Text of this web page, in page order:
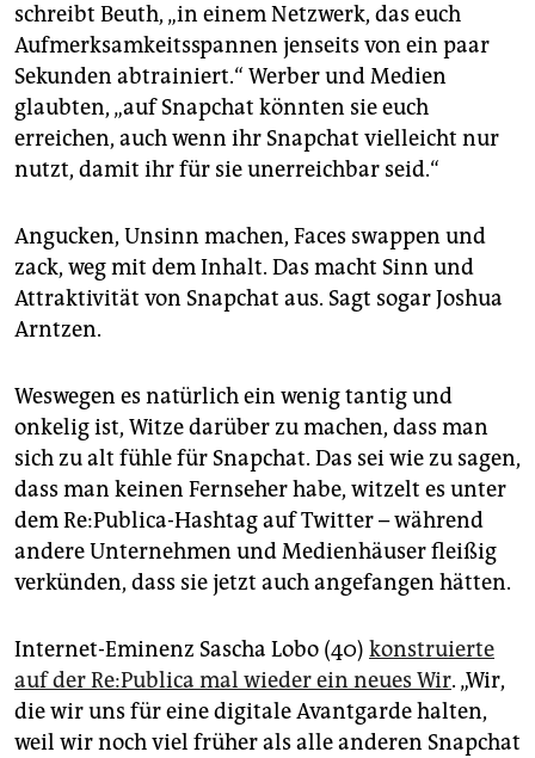
schreibt Beuth, „in einem Netzwerk, das euch
Aufmerksamkeitsspannen jenseits von ein paar
Sekunden abtrainiert.“ Werber und Medien
glaubten, „auf Snapchat könnten sie euch
erreichen, auch wenn ihr Snapchat vielleicht nur
nutzt, damit ihr für sie unerreichbar seid.“
Angucken, Unsinn machen, Faces swappen und
zack, weg mit dem Inhalt. Das macht Sinn und
Attraktivität von Snapchat aus. Sagt sogar Joshua
Arntzen.
Weswegen es natürlich ein wenig tantig und
onkelig ist, Witze darüber zu machen, dass man
sich zu alt fühle für Snapchat. Das sei wie zu sagen,
dass man keinen Fernseher habe, witzelt es unter
dem Re:Publica-Hashtag auf Twitter – während
andere Unternehmen und Medienhäuser fleißig
verkünden, dass sie jetzt auch angefangen hätten.
Internet-Eminenz Sascha Lobo (40) konstruierte
auf der Re:Publica mal wieder ein neues Wir. „Wir,
die wir uns für eine digitale Avantgarde halten,
weil wir noch viel früher als alle anderen Snapchat